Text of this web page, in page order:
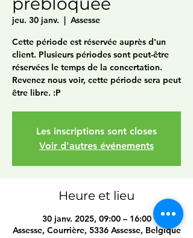
jeu. 30 janv.
  |
Assesse
Cette période est réservée auprès d'un
client. Plusieurs périodes sont peut-être
réservées le temps de la concertation.
Revenez nous voir, cette période sera peut
être libre. :P
Les inscriptions sont closes
Voir d'autres événements
Heure et lieu
30 janv. 2025, 09:00 – 16:00
Assesse, Courrière, 5336 Assesse, Belgique